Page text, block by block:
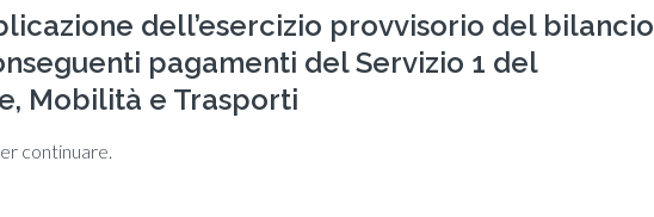
dell’esercizio provvisorio del bilancio
pagamenti del Servizio 1 del
Mobilità e Trasporti
continuare.